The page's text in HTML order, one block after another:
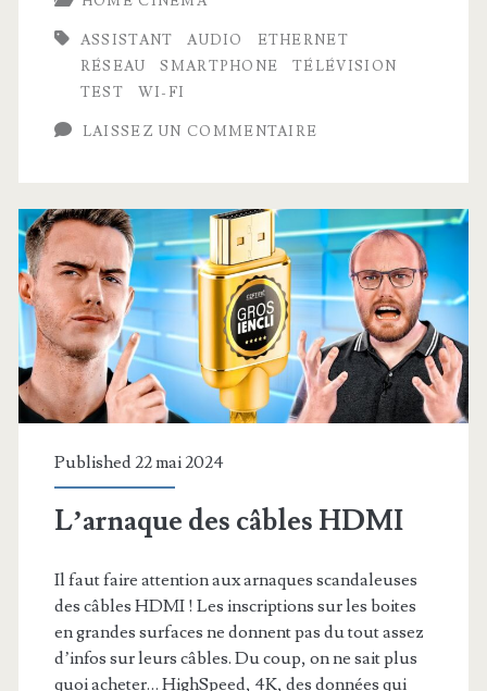
Gen
2
Alexa,
Assistant,
mon
avis
ASSISTANT AUDIO
ETHERNET
RÉSEAU
SMARTPHONE
TÉLÉVISION
TEST
WI-FI
LAISSEZ UN COMMENTAIRE
Published 22 mai 2024
L’arnaque des câbles HDMI
Il faut faire attention aux arnaques scandaleuses
des câbles HDMI ! Les inscriptions sur les boites
en grandes surfaces ne donnent pas du tout assez
d’infos sur leurs câbles. Du coup, on ne sait plus
quoi acheter… HighSpeed, 4K, des données qui